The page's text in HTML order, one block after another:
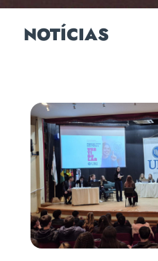
NOTÍCIAS